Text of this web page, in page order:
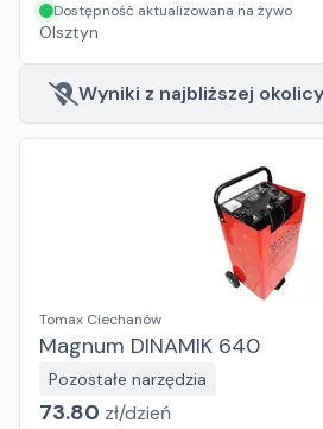
Dostępność aktualizowana na żywo
Olsztyn
Wyniki z najbliższej okolicy
Tomax Ciechanów
Magnum DINAMIK 640
Pozostałe narzędzia
73.80 zł/dzień